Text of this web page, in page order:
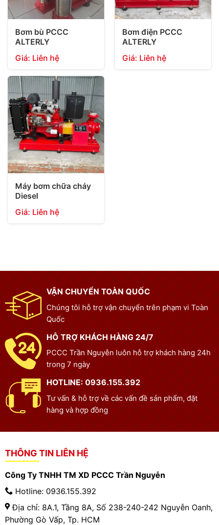
Bơm bù PCCC
ALTERLY
Giá: Liên hệ
Bơm điện PCCC
ALTERLY
Giá: Liên hệ
Máy bơm chữa cháy
Diesel
Giá: Liên hệ
VẬN CHUYỂN TOÀN QUỐC
Chúng tôi hỗ trợ vận chuyển trên phạm vi Toàn
Quốc
HỖ TRỢ KHÁCH HÀNG 24/7
PCCC Trần Nguyễn luôn hỗ trợ khách hàng 24h
trong 7 ngày
HOTLINE: 0936.155.392
Tư vấn & hỗ trợ về các vấn đề sản phẩm, đặt
hàng và hợp đồng
THÔNG TIN LIÊN HỆ
Công Ty TNHH TM XD PCCC Trần Nguyễn
Hotline: 0936.155.392
Địa chỉ: 8A.1, Tầng 8A, Số 238-240-242 Nguyễn Oanh,
Phường Gò Vấp, Tp. HCM